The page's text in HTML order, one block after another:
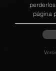
página